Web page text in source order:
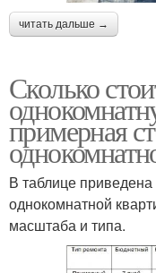
читать дальше →
Сколько
примерная
В таблице
однокомнатной
масштаба и типа.